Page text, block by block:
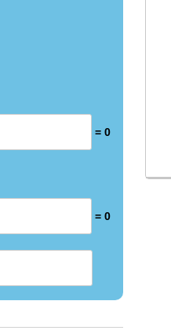
= 0
= 0